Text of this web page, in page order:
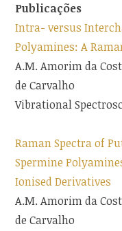
Publicações
Intra- versus
Polyamines: A
A.M. Amorim da
de Carvalho
Vibrational
Raman Spectra of
Spermine
Ionised Derivatives
A.M. Amorim da
de Carvalho